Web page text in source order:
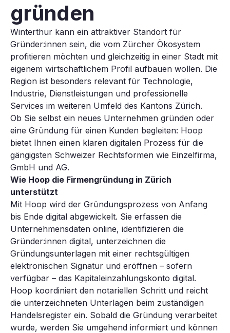
gründen
Winterthur kann ein attraktiver Standort für
Gründer:innen sein, die vom Zürcher Ökosystem
profitieren möchten und gleichzeitig in einer Stadt mit
eigenem wirtschaftlichem Profil aufbauen wollen. Die
Region ist besonders relevant für Technologie,
Industrie, Dienstleistungen und professionelle
Services im weiteren Umfeld des Kantons Zürich.
Ob Sie selbst ein neues Unternehmen gründen oder
eine Gründung für einen Kunden begleiten: Hoop
bietet Ihnen einen klaren digitalen Prozess für die
gängigsten Schweizer Rechtsformen wie Einzelfirma,
GmbH und AG.
Wie Hoop die Firmengründung in Zürich
unterstützt
Mit Hoop wird der Gründungsprozess von Anfang
bis Ende digital abgewickelt. Sie erfassen die
Unternehmensdaten online, identifizieren die
Gründer:innen digital, unterzeichnen die
Gründungsunterlagen mit einer rechtsgültigen
elektronischen Signatur und eröffnen – sofern
verfügbar – das Kapitaleinzahlungskonto digital.
Hoop koordiniert den notariellen Schritt und reicht
die unterzeichneten Unterlagen beim zuständigen
Handelsregister ein. Sobald die Gründung verarbeitet
wurde, werden Sie umgehend informiert und können